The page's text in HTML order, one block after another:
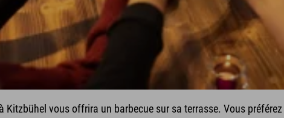
Kitzbühel vous offrira un barbecue sur sa terrasse. Vous